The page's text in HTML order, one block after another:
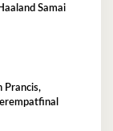
Samai
Prancis,